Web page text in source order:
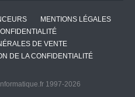
MENTIONS LÉGALES
DE VENTE
DE LA CONFIDENTIALITÉ
1997-2026